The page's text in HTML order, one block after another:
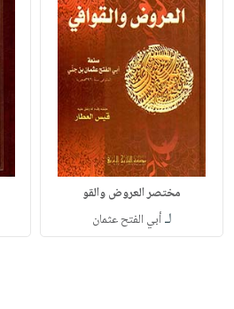
مختصر العروض والقو
لـأبي الفتح عثمان